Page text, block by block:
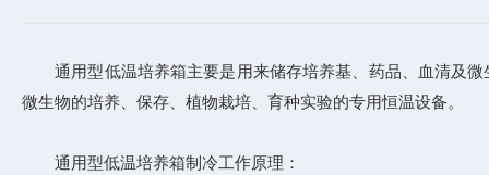
通用型低温培养箱主要是用来储存培养基、药品、血清及微
微生物的培养、保存、植物栽培、育种实验的专用恒温设备。
通用型低温培养箱制冷工作原理：